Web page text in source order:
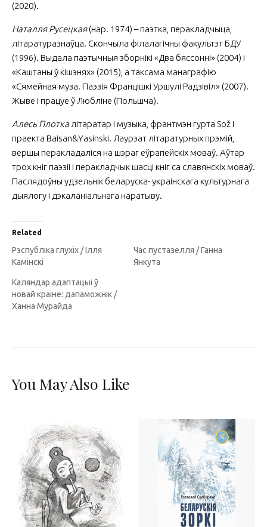
(2020).
Наталля Русецкая(нар. 1974) – паэтка, перакладчыца,
літаратуразнаўца. Скончыла філалагічны факультэт БДУ
(1996). Выдала паэтычныя зборнікі «Два бяссонні» (2004) і
«Каштаны ў кішэнях» (2015), а таксама манаграфію
«Сямейная муза. Паэзія Францішкі Уршулі Радзівіл» (2007).
Жыве і працуе ў Любліне (Польшча).
Алесь Плотка літаратар і музыка, франтмэн гурта Sož і
праекта Baisan&Yasinski. Лаурэат літаратурных прэмій,
вершы перакладаліся на шэраг еўрапейскіх моваў. Аўтар
трох кніг паэзіі і перакладчык шасці кніг са славянскіх моваў.
Паслядоўны удзельнік беларуска- украінскага культурнага
дыялогу і дэкаланіальнага наратыву.
Related
Рэспубліка глухіх / Ілля
Камінскі
Час пустазелля / Ганна
Янкута
Каляндар адаптацыі ў
новай краіне: дапаможнік /
Ханна Мурайда
You May Also Like